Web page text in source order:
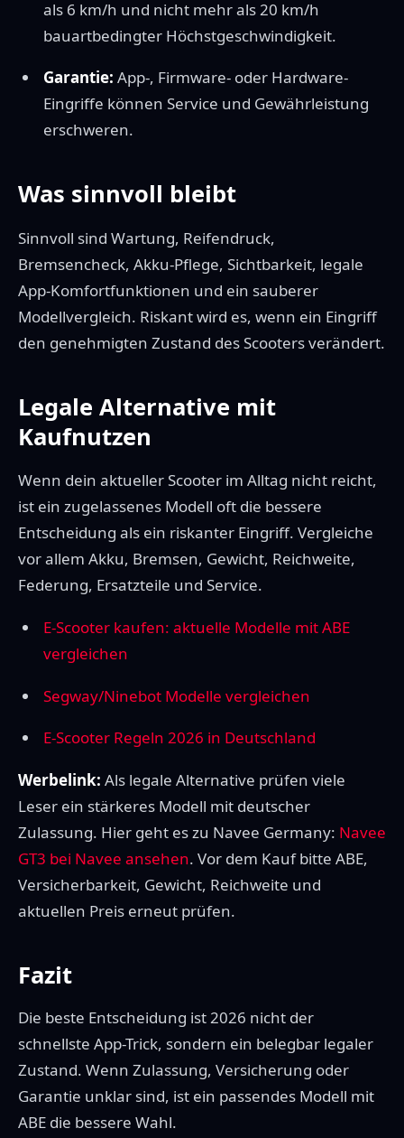
als 6 km/h und nicht mehr als 20 km/h
bauartbedingter Höchstgeschwindigkeit.
Garantie: App-, Firmware- oder Hardware-
Eingriffe können Service und Gewährleistung
erschweren.
Was sinnvoll bleibt
Sinnvoll sind Wartung, Reifendruck,
Bremsencheck, Akku-Pflege, Sichtbarkeit, legale
App-Komfortfunktionen und ein sauberer
Modellvergleich. Riskant wird es, wenn ein Eingriff
den genehmigten Zustand des Scooters verändert.
Legale Alternative mit
Kaufnutzen
Wenn dein aktueller Scooter im Alltag nicht reicht,
ist ein zugelassenes Modell oft die bessere
Entscheidung als ein riskanter Eingriff. Vergleiche
vor allem Akku, Bremsen, Gewicht, Reichweite,
Federung, Ersatzteile und Service.
E-Scooter kaufen: aktuelle Modelle mit ABE
vergleichen
Segway/Ninebot Modelle vergleichen
E-Scooter Regeln 2026 in Deutschland
Werbelink: Als legale Alternative prüfen viele
Leser ein stärkeres Modell mit deutscher
Zulassung. Hier geht es zu Navee Germany: Navee
GT3 bei Navee ansehen. Vor dem Kauf bitte ABE,
Versicherbarkeit, Gewicht, Reichweite und
aktuellen Preis erneut prüfen.
Fazit
Die beste Entscheidung ist 2026 nicht der
schnellste App-Trick, sondern ein belegbar legaler
Zustand. Wenn Zulassung, Versicherung oder
Garantie unklar sind, ist ein passendes Modell mit
ABE die bessere Wahl.